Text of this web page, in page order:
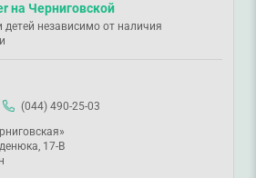
на Черниговской
независимо от наличия
(044) 490-25-03
17-В